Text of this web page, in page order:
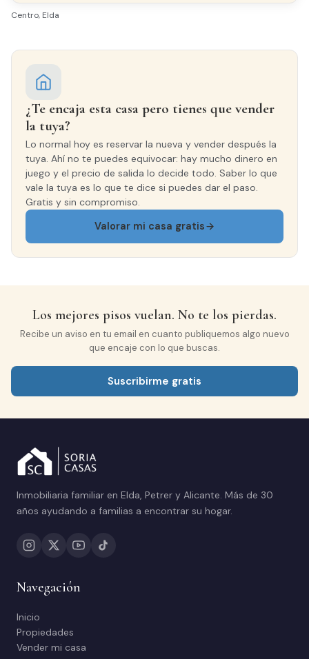
Centro, Elda
¿Te encaja esta casa pero tienes que vender
la tuya?
Lo normal hoy es reservar la nueva y vender después la
tuya. Ahí no te puedes equivocar: hay mucho dinero en
juego y el precio de salida lo decide todo. Saber lo que
vale la tuya es lo que te dice si puedes dar el paso.
Gratis y sin compromiso.
Valorar mi casa gratis
Los mejores pisos vuelan. No te los pierdas.
Recibe un aviso en tu email en cuanto publiquemos algo nuevo
que encaje con lo que buscas.
Suscribirme gratis
Inmobiliaria familiar en Elda, Petrer y Alicante. Más de 30
años ayudando a familias a encontrar su hogar.
Navegación
Inicio
Propiedades
Vender mi casa